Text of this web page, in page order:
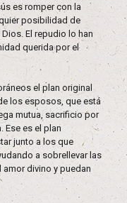
es romper con la
posibilidad de
El repudio lo han
querida por el
el plan original
los esposos, que está
mutua, sacrificio por
Ese es el plan
junto a los que
a sobrellevar las
divino y puedan